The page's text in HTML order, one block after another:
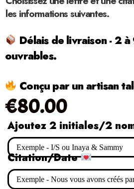
les informations suivantes.
Délais de livraison - 2
ouvrables.
Conçu par un artisan
€80.00
Ajoutez 2 initiales/2
Citation/Date